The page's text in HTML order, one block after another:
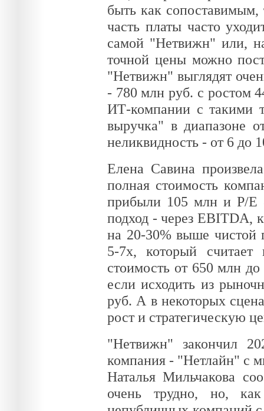
быть как сопоставимым,
часть платы часто
самой "Нетвижн" или,
точной цены можно
"Нетвижн" выглядят
- 780 млн руб. с ростом
ИТ-компании с такими
выручка" в диапазоне
неликвидность - от 6 до
Елена Савина
полная стоимость
прибыли 105 млн и P/E
подход - через EBITDA,
на 20-30% выше чистой
5-7x, который
стоимость от 650 млн
если исходить из
руб. А в некоторых
рост и стратегическую
"Нетвижн" закончил
компания - "Нетлайн" с
Наталья Мильчакова
очень трудно, но,